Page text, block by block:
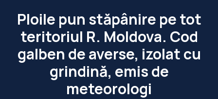
Ploile pun stăpânire pe tot
teritoriul R. Moldova. Cod
galben de averse, izolat cu
grindină, emis de
meteorologi